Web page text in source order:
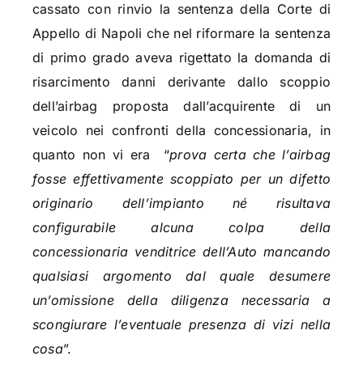
cassato con rinvio la sentenza della Corte di
Appello di Napoli che nel riformare la sentenza
di primo grado aveva rigettato la domanda di
risarcimento danni derivante dallo scoppio
dell’airbag proposta dall’acquirente di un
veicolo nei confronti della concessionaria, in
quanto non vi era “prova certa che l’airbag
fosse effettivamente scoppiato per un difetto
originario dell’impianto né risultava
configurabile alcuna colpa della
concessionaria venditrice dell’Auto mancando
qualsiasi argomento dal quale desumere
un’omissione della diligenza necessaria a
scongiurare l’eventuale presenza di vizi nella
cosa”.